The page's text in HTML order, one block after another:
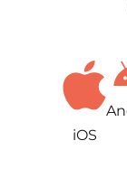
iOS